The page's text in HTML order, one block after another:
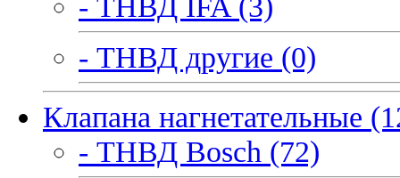
- ТНВД другие (0)
Клапана нагнетательные
- ТНВД Bosch (72)